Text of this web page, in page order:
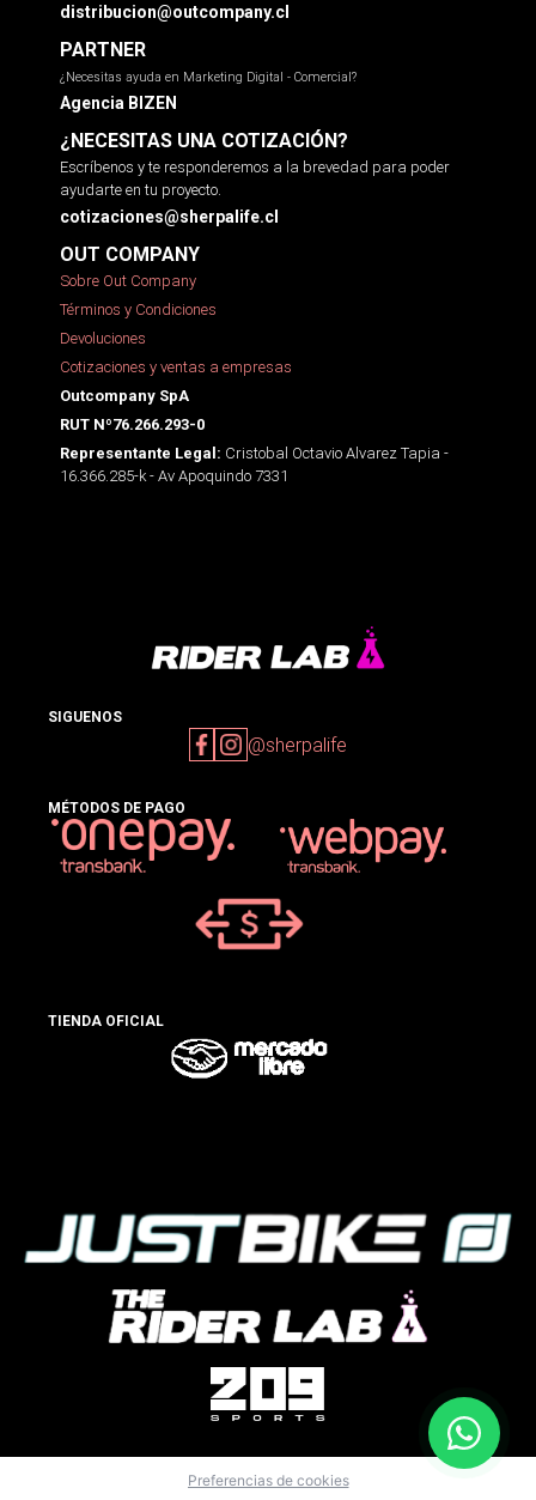
distribucion@outcompany.cl
PARTNER
¿Necesitas ayuda en Marketing Digital - Comercial?
Agencia BIZEN
¿NECESITAS UNA COTIZACIÓN?
Escríbenos y te responderemos a la brevedad para poder
ayudarte en tu proyecto.
cotizaciones@sherpalife.cl
OUT COMPANY
Sobre Out Company
Términos y Condiciones
Devoluciones
Cotizaciones y ventas a empresas
Outcompany SpA
RUT Nº76.266.293-0
Representante Legal: Cristobal Octavio Alvarez Tapia -
16.366.285-k - Av Apoquindo 7331
SIGUENOS
@sherpalife
MÉTODOS DE PAGO
TIENDA OFICIAL
Preferencias de cookies